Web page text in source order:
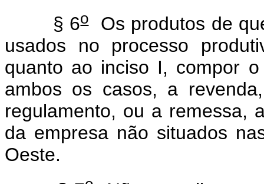
§ 6oOs produtos de
usados no processo
quanto ao inciso I, compor
ambos os casos, a
regulamento, ou a remessa,
da empresa não situados
Oeste.